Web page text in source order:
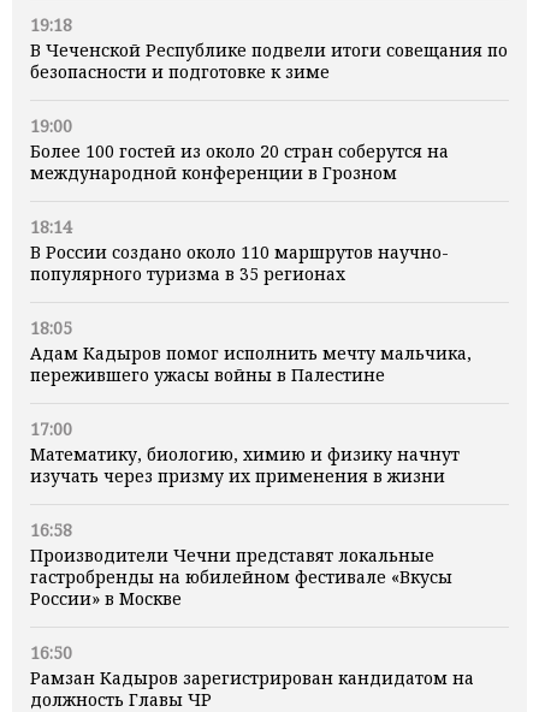
19:18
В Чеченской Республике подвели итоги совещания по
безопасности и подготовке к зиме
19:00
Более 100 гостей из около 20 стран соберутся на
международной конференции в Грозном
18:14
В России создано около 110 маршрутов научно-
популярного туризма в 35 регионах
18:05
Адам Кадыров помог исполнить мечту мальчика,
пережившего ужасы войны в Палестине
17:00
Математику, биологию, химию и физику начнут
изучать через призму их применения в жизни
16:58
Производители Чечни представят локальные
гастробренды на юбилейном фестивале «Вкусы
России» в Москве
16:50
Рамзан Кадыров зарегистрирован кандидатом на
должность Главы ЧР